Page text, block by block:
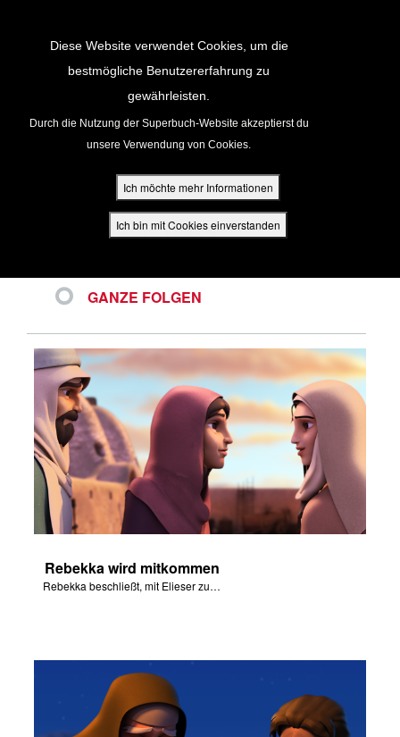
Diese Website verwendet Cookies, um die
bestmögliche Benutzererfahrung zu
gewährleisten.
Durch die Nutzung der Superbuch-Website akzeptierst du
unsere Verwendung von Cookies.
Ich möchte mehr Informationen
Ich bin mit Cookies einverstanden
Bibel App
ändern
NEUESTE
BELIEBTE VIDEOS
GANZE FOLGEN
Rebekka wird mitkommen
Rebekka beschließt, mit Elieser zu gehen, um Isaaks Frau zu werden.